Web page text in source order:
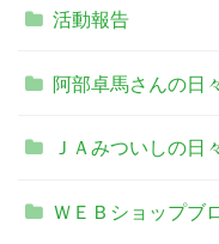
活動報告
阿部卓馬さんの日
ＪＡみついしの日
ＷＥＢショップブ